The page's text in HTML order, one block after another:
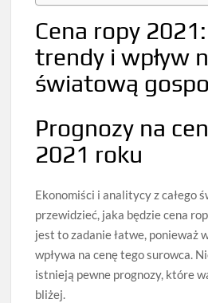
Cena ropy
trendy i wpływ
światową
Prognozy na
2021 roku
Ekonomiści i analitycy z całego
przewidzieć, jaka będzie cena
jest to zadanie łatwe, ponieważ
wpływa na cenę tego surowca.
istnieją pewne prognozy, które
bliżej.